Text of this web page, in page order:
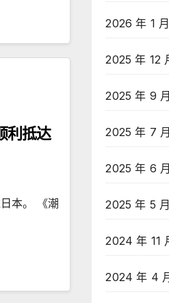
利抵达
本。 《潮
2026 年 1 月
2025 年 12
2025 年 9 月
2025 年 7 月
2025 年 6 月
2025 年 5 月
2024 年 11
2024 年 4